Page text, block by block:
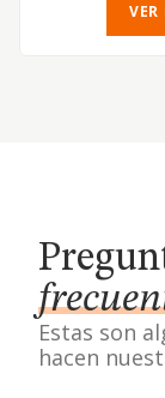
VER
Estas son
hacen